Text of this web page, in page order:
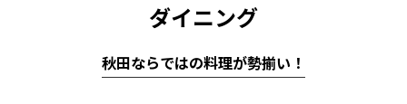
ダイニング
秋田ならではの料理が勢揃い！